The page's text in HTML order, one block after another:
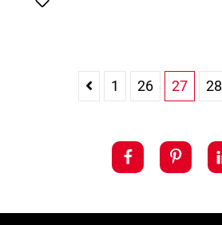
1 26 27 28